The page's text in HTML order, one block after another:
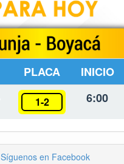
PLACA INICIO
1-2 6:00
Síguenos en Facebook